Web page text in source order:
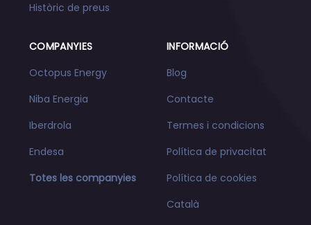
Històric de preus
COMPANYIES
Octopus Energy
Niba Energia
Iberdrola
Endesa
Totes les companyies
INFORMACIÓ
Blog
Contacte
Termes i condicions
Política de privacitat
Política de cookies
Català